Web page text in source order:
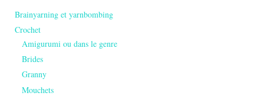
Brainyarning et yarnbombing
Crochet
Amigurumi ou dans le genre
Brides
Granny
Mouchets